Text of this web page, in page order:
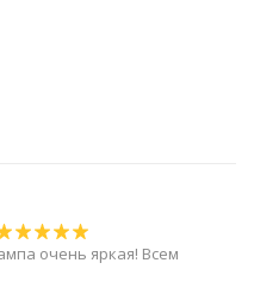
очень яркая! Всем